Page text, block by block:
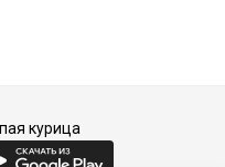
курица